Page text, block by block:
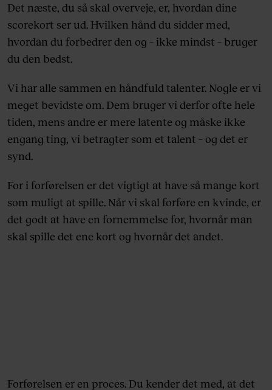
Det næste, du så skal overveje, er, hvordan dine
scorekort ser ud. Hvilken hånd du sidder med,
hvordan du forbedrer den og – ikke mindst – bruger
du den bedst.
Vi har alle sammen en håndfuld talenter. Nogle er vi
meget bevidste om. Dem bruger vi derfor ofte hele
tiden, mens andre er mere latente og måske ikke
engang ting, vi betragter som et talent – og det er
synd.
For i forførelsen er det vigtigt at have så mange kort
som muligt at spille. Når vi skal forføre en kvinde, er
det godt at have en fornemmelse for, hvornår man
skal spille det ene kort og hvornår det andet.
Forførelsen er en proces. Du kender det med, at det